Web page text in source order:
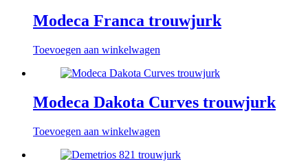
Modeca Franca trouwjurk
Toevoegen aan winkelwagen
Modeca Dakota Curves trouwjurk
Toevoegen aan winkelwagen